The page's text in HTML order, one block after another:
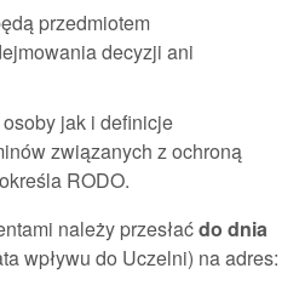
przedmiotem
decyzji ani
jak i definicje
związanych z ochroną
RODO.
należy przesłaćdo dnia
wpływu do Uczelni) na adres: